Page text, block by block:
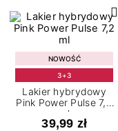
NOWOŚĆ
3+3
Lakier hybrydowy
Pink Power Pulse 7,2
ml
39,99 zł